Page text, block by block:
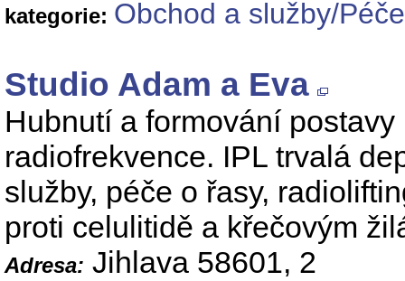
kategorie: Obchod a služby/
Studio Adam a Eva
Hubnutí a formování
radiofrekvence. IPL trvalá
služby, péče o řasy,
proti celulitidě a křečovým
Adresa: Jihlava 58601, 2